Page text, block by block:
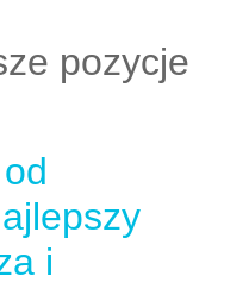
pozycje
i